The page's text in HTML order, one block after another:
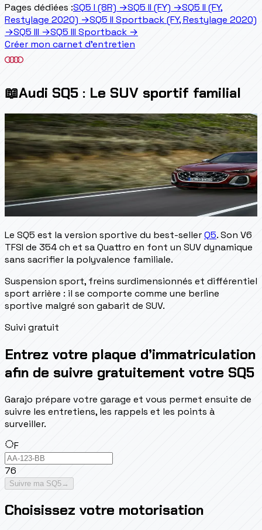
Pages dédiées :SQ5 I (8R) →SQ5 II (FY) →SQ5 II (FY,
Restylage 2020) →SQ5 II Sportback (FY, Restylage 2020)
→SQ5 III →SQ5 III Sportback →
Créer mon carnet d'entretien
📖Audi SQ5 : Le SUV sportif familial
Le SQ5 est la version sportive du best-sellerQ5. Son V6
TFSI de 354 ch et sa Quattro en font un SUV dynamique
sans sacrifier la polyvalence familiale.
Suspension sport, freins surdimensionnés et différentiel
sport arrière : il se comporte comme une berline
sportive malgré son gabarit de SUV.
Suivi gratuit
Entrez votre plaque d’immatriculation
afin de suivre gratuitement votre SQ5
Garajo prépare votre garage et vous permet ensuite de
suivre les entretiens, les rappels et les points à
surveiller.
F
76
Suivre ma SQ5 →
Choisissez votre motorisation